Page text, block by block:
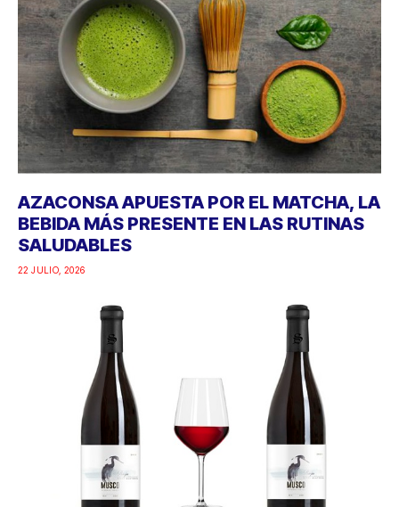
AZACONSA APUESTA POR EL MATCHA, LA
BEBIDA MÁS PRESENTE EN LAS RUTINAS
SALUDABLES
22 JULIO, 2026